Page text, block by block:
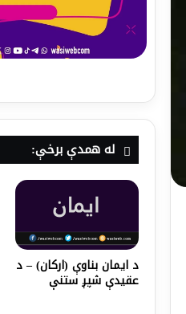
له همدې برخې:
د ایمان بناوې (ارکان) – د
عقیدې شپږ ستنې